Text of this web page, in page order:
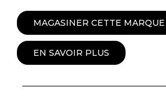
MAGASINER CETTE MARQUE
EN SAVOIR PLUS